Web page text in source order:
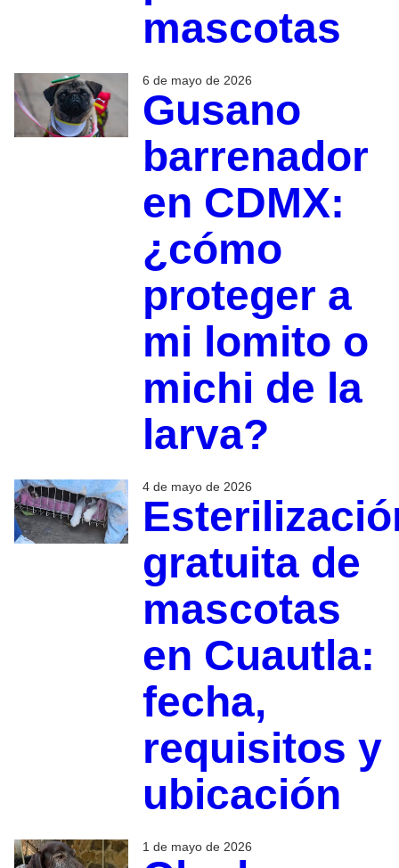
mascotas
6 de mayo de 2026
Gusano
barrenador
en CDMX:
¿cómo
proteger a
mi lomito o
michi de la
larva?
4 de mayo de 2026
gratuita de
mascotas
en Cuautla:
fecha,
requisitos y
ubicación
1 de mayo de 2026